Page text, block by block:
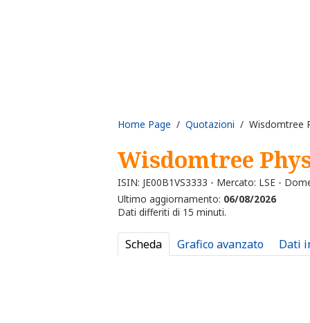
Home Page / Quotazioni / Wisdomtree
Wisdomtree
ISIN: JE00B1VS3333 - Mercato: LSE -
Ultimo aggiornamento: 06/08/2026
Dati differiti di 15 minuti.
Scheda Grafico avanzato Dati